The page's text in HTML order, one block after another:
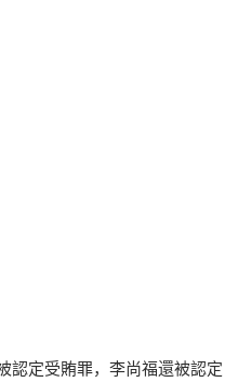
認定受賄罪，李尚福還被認定